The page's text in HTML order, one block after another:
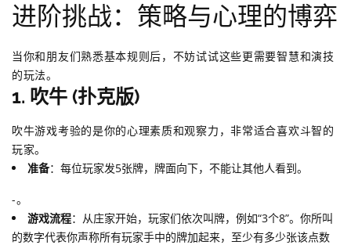
进阶挑战：策略与心理的博弈
当你和朋友们熟悉基本规则后，不妨试试这些更需要智慧和演技
的玩法。
1. 吹牛 (扑克版)
吹牛游戏考验的是你的心理素质和观察力，非常适合喜欢斗智的
玩家。
准备：每位玩家发5张牌，牌面向下，不能让其他人看到。
-。
游戏流程：从庄家开始，玩家们依次叫牌，例如“3个8”。你所叫
的数字代表你声称所有玩家手中的牌加起来，至少有多少张该点数